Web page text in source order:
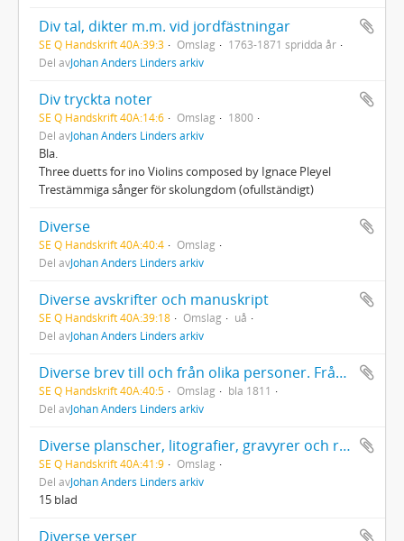
Div tal, dikter m.m. vid jordfästningar
SE Q Handskrift 40A:39:3 Omslag
1763-1871 spridda år
Del avJohan Anders Linders arkiv
Div tryckta noter
SE Q Handskrift 40A:14:6 Omslag
1800
Del avJohan Anders Linders arkiv
Bla.
Three duetts for ino Violins composed by Ignace Pleyel
Trestämmiga sånger för skolungdom (ofullständigt)
Diverse
SE Q Handskrift 40A:40:4
Omslag
Del avJohan Anders Linders arkiv
Diverse avskrifter och manuskript
SE Q Handskrift 40A:39:18 Omslag
uå
Del avJohan Anders Linders arkiv
Diverse brev till och från olika personer. Från G Wahl 1811 20/4 m.fl
SE Q Handskrift 40A:40:5 Omslag
bla 1811
Del avJohan Anders Linders arkiv
Diverse planscher, litografier, gravyrer och reproduktioner av sent datum
SE Q Handskrift 40A:41:9
Omslag
Del avJohan Anders Linders arkiv
15 blad
Diverse verser